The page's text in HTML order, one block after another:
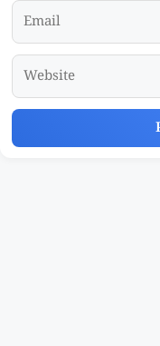
Email
Website